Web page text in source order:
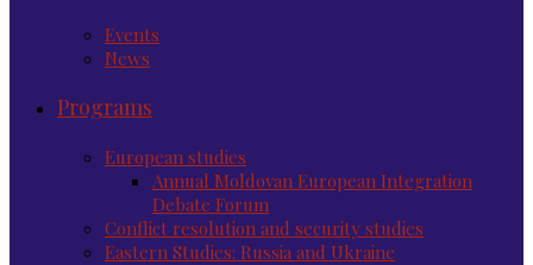
Events
News
Programs
European studies
Annual Moldovan European Integration
Debate Forum
Conflict resolution and security studies
Eastern Studies: Russia and Ukraine